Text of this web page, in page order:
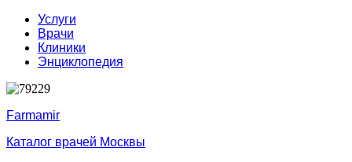
Услуги
Врачи
Клиники
Энциклопедия
Farmamir
Каталог врачей Москвы